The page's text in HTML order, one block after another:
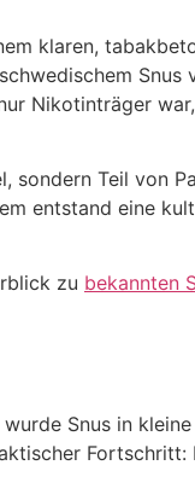
klaren,
Snus
Nikotinträger
sondern Teil von
entstand eine
zu bekannten
Snus in
Fortschritt: